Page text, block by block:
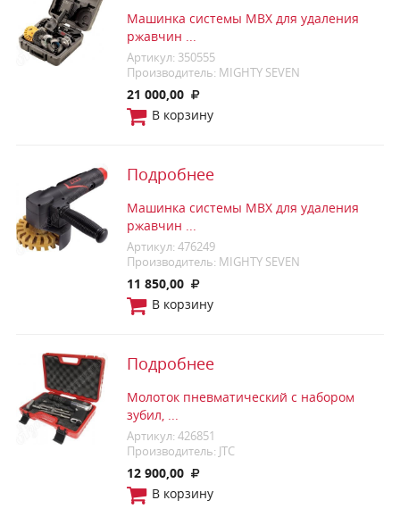
Машинка системы MBX для удаления
ржавчин ...
Артикул: 350555
Производитель: MIGHTY SEVEN
21 000,00
В корзину
Подробнее
Машинка системы MBX для удаления
ржавчин ...
Артикул: 476249
Производитель: MIGHTY SEVEN
11 850,00
В корзину
Подробнее
Молоток пневматический с набором
зубил, ...
Артикул: 426851
Производитель: JTC
12 900,00
В корзину